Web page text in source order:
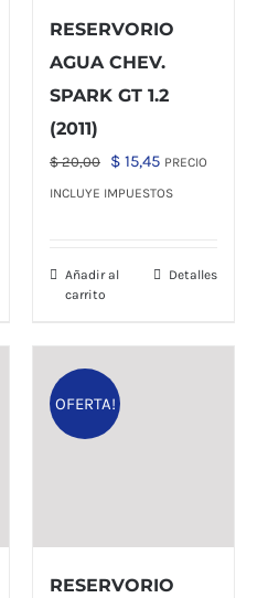
RESERVORIO
AGUA CHEV.
SPARK GT 1.2
(2011)
$20,00
El
precio
$ 20,00.
$ 15,45El
precio
$ 15,45.
PRECIO
INCLUYE IMPUESTOS
Añadir al
carrito
Detalles
OFERTA!
RESERVORIO